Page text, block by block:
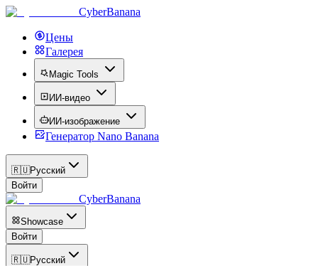
CyberBanana
Цены
Галерея
Magic Tools
ИИ-видео
ИИ-изображение
Генератор Nano Banana
🇷🇺Русский
Войти
CyberBanana
Showcase
Войти
🇷🇺Русский